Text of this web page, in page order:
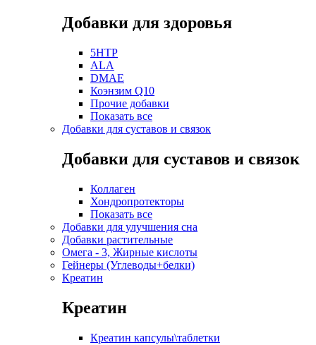
Добавки для здоровья
5HTP
ALA
DMAE
Коэнзим Q10
Прочие добавки
Показать все
Добавки для суставов и связок
Добавки для суставов и связок
Коллаген
Хондропротекторы
Показать все
Добавки для улучшения сна
Добавки растительные
Омега - 3, Жирные кислоты
Гейнеры (Углеводы+белки)
Креатин
Креатин
Креатин капсулы\таблетки